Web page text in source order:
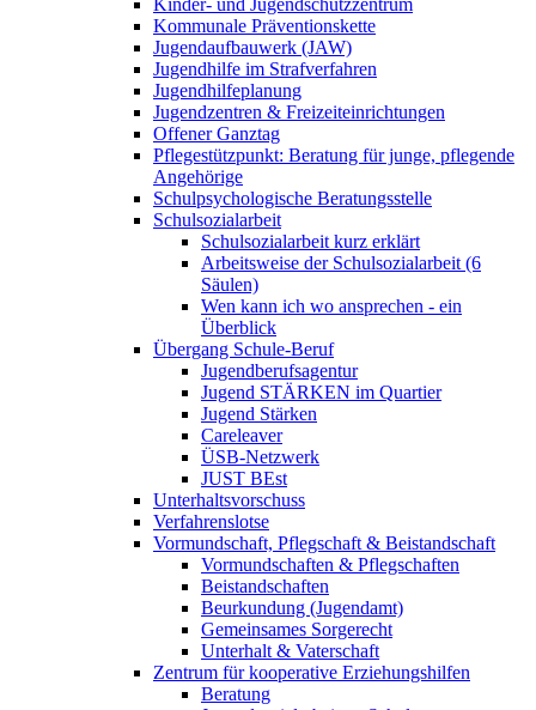
Kinder- und Jugendschutzzentrum
Kommunale Präventionskette
Jugendaufbauwerk (JAW)
Jugendhilfe im Strafverfahren
Jugendhilfeplanung
Jugendzentren & Freizeiteinrichtungen
Offener Ganztag
Pflegestützpunkt: Beratung für junge, pflegende
Angehörige
Schulpsychologische Beratungsstelle
Schulsozialarbeit
Schulsozialarbeit kurz erklärt
Arbeitsweise der Schulsozialarbeit (6
Säulen)
Wen kann ich wo ansprechen - ein
Überblick
Übergang Schule-Beruf
Jugendberufsagentur
Jugend STÄRKEN im Quartier
Jugend Stärken
Careleaver
ÜSB-Netzwerk
JUST BEst
Unterhaltsvorschuss
Verfahrenslotse
Vormundschaft, Pflegschaft & Beistandschaft
Vormundschaften & Pflegschaften
Beistandschaften
Beurkundung (Jugendamt)
Gemeinsames Sorgerecht
Unterhalt & Vaterschaft
Zentrum für kooperative Erziehungshilfen
Beratung